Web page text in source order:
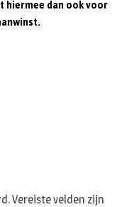
hiermee dan ook voor
Vereiste velden zijn